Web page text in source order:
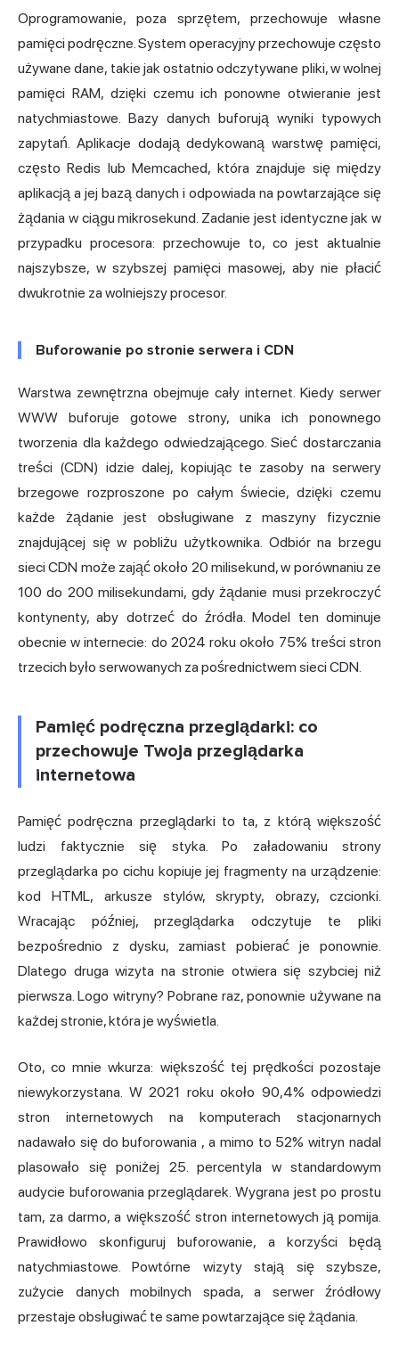
Oprogramowanie, poza sprzętem, przechowuje własne
pamięci podręczne. System operacyjny przechowuje często
używane dane, takie jak ostatnio odczytywane pliki, w wolnej
pamięci RAM, dzięki czemu ich ponowne otwieranie jest
natychmiastowe. Bazy danych buforują wyniki typowych
zapytań. Aplikacje dodają dedykowaną warstwę pamięci,
często Redis lub Memcached, która znajduje się między
aplikacją a jej bazą danych i odpowiada na powtarzające się
żądania w ciągu mikrosekund. Zadanie jest identyczne jak w
przypadku procesora: przechowuje to, co jest aktualnie
najszybsze, w szybszej pamięci masowej, aby nie płacić
dwukrotnie za wolniejszy procesor.
Buforowanie po stronie serwera i CDN
Warstwa zewnętrzna obejmuje cały internet. Kiedy serwer
WWW buforuje gotowe strony, unika ich ponownego
tworzenia dla każdego odwiedzającego. Sieć dostarczania
treści (CDN) idzie dalej, kopiując te zasoby na serwery
brzegowe rozproszone po całym świecie, dzięki czemu
każde żądanie jest obsługiwane z maszyny fizycznie
znajdującej się w pobliżu użytkownika. Odbiór na brzegu
sieci CDN może zająć około 20 milisekund, w porównaniu ze
100 do 200 milisekundami, gdy żądanie musi przekroczyć
kontynenty, aby dotrzeć do źródła. Model ten dominuje
obecnie w internecie: do 2024 roku około 75% treści stron
trzecich było serwowanych za pośrednictwem sieci CDN.
Pamięć podręczna przeglądarki: co
przechowuje Twoja przeglądarka
internetowa
Pamięć podręczna przeglądarki to ta, z którą większość
ludzi faktycznie się styka. Po załadowaniu strony
przeglądarka po cichu kopiuje jej fragmenty na urządzenie:
kod HTML, arkusze stylów, skrypty, obrazy, czcionki.
Wracając później, przeglądarka odczytuje te pliki
bezpośrednio z dysku, zamiast pobierać je ponownie.
Dlatego druga wizyta na stronie otwiera się szybciej niż
pierwsza. Logo witryny? Pobrane raz, ponownie używane na
każdej stronie, która je wyświetla.
Oto, co mnie wkurza: większość tej prędkości pozostaje
niewykorzystana. W 2021 roku około 90,4% odpowiedzi
stron internetowych na komputerach stacjonarnych
nadawało się do buforowania , a mimo to 52% witryn nadal
plasowało się poniżej 25. percentyla w standardowym
audycie buforowania przeglądarek. Wygrana jest po prostu
tam, za darmo, a większość stron internetowych ją pomija.
Prawidłowo skonfiguruj buforowanie, a korzyści będą
natychmiastowe. Powtórne wizyty stają się szybsze,
zużycie danych mobilnych spada, a serwer źródłowy
przestaje obsługiwać te same powtarzające się żądania.